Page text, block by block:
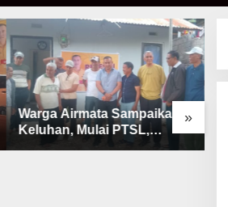
»
Warga Airmata Sampaikan
Keluhan, Mulai PTSL,
Ketersediaan Minyak Tanah